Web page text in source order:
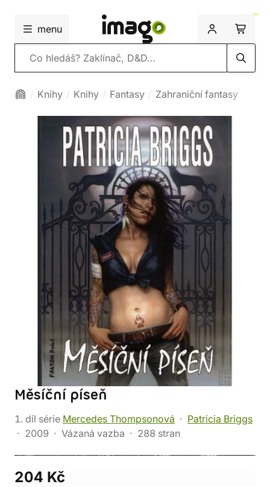
menu
Vyhledávání
Knihy Knihy Fantasy Zahraniční fantasy
Měsíční píseň
1. díl série Mercedes Thompsonová
Patricia Briggs
2009
Vázaná vazba 288 stran
204 Kč